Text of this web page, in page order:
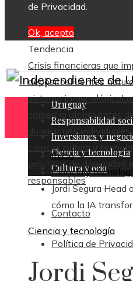
de Privacidad.
Ok, acepto
Tendencia
Crisis financieras que
depósitosFuentes
sistema inmunológico
comercio global antes
donaciones
ciencia, cultura y
prácticos de diversidad
responsables
Contacto
Política de
Uruguay
Responsabilidad
Inversiones y
Ciencia y tecnología
Cultura y ocio
Inicio
Ciencia y
Jordi Segura
cómo la IA
Ciencia y tecnología
Jordi